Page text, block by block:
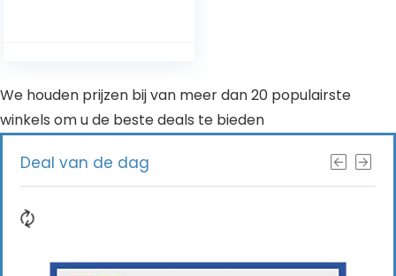
We houden prijzen bij van meer dan 20 populairste
winkels om u de beste deals te bieden
Deal van de dag